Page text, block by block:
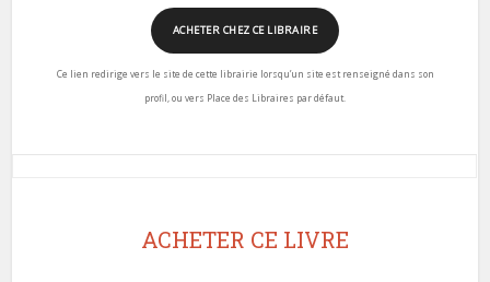
ACHETER CHEZ CE LIBRAIRE
Ce lien redirige vers le site de cette librairie lorsqu’un site est renseigné dans son
profil, ou vers Place des Libraires par défaut.
ACHETER CE LIVRE